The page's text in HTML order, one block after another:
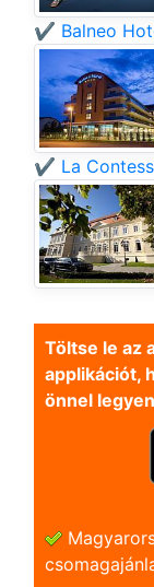
✔️ Balneo
✔️ La
Töltse le az
applikációt,
önnel